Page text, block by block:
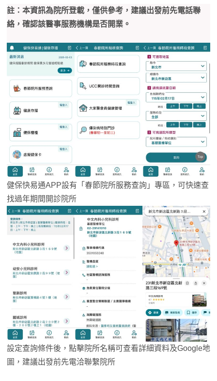
註：本資訊為院所登載，僅供參考，建議出發前先電話聯
絡，確認該醫事服務機構是否開業。
健保快易通APP設有「春節院所服務查詢」專區，可快速查
找過年期間開診院所
設定查詢條件後，點擊院所名稱可查看詳細資料及Google地
圖，建議出發前先電洽聯繫院所